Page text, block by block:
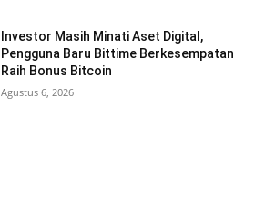
Investor Masih Minati Aset Digital,
Pengguna Baru Bittime Berkesempatan
Raih Bonus Bitcoin
Agustus 6, 2026